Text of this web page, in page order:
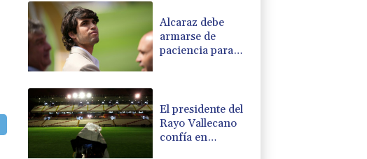
Alcaraz debe
armarse de
paciencia para
El presidente del
Rayo Vallecano
confía en